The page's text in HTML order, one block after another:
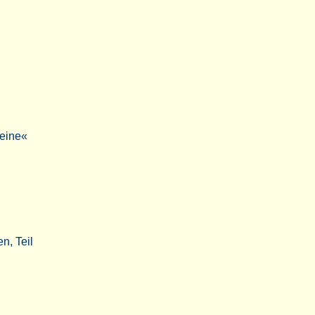
Teil